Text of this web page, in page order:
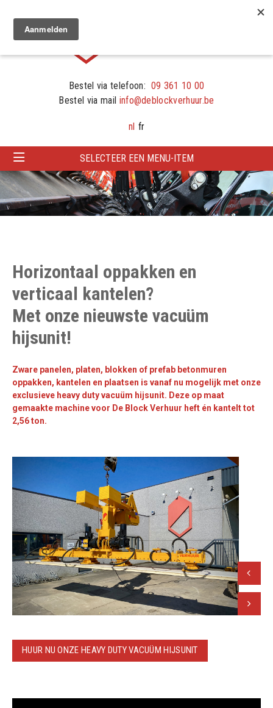
Bestel via telefoon: 09 361 10 00
Bestel via mail info@deblockverhuur.be
nl fr
SELECTEER EEN MENU-ITEM
Horizontaal oppakken en
verticaal kantelen?
Met onze nieuwste vacuüm
hijsunit!
Zware panelen, platen, blokken of prefab betonmuren
oppakken, kantelen en plaatsen is vanaf nu mogelijk met onze
exclusieve heavy duty vacuüm hijsunit. Deze op maat
gemaakte machine voor De Block Verhuur heft én kantelt tot
2,56 ton.
Vorige
Volgende
HUUR NU ONZE HEAVY DUTY VACUÜM HIJSUNIT